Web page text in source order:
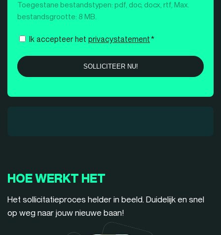
Toegestane bestandstypen: pdf, doc, docx, rtf, Max.
bestandsgrootte: 8 MB.
Instemming
Ik accepteer het privacystatement*
HOE WERKT HET
Het sollicitatieproces helder in beeld. Duidelijk en snel
op weg naar jouw nieuwe baan!